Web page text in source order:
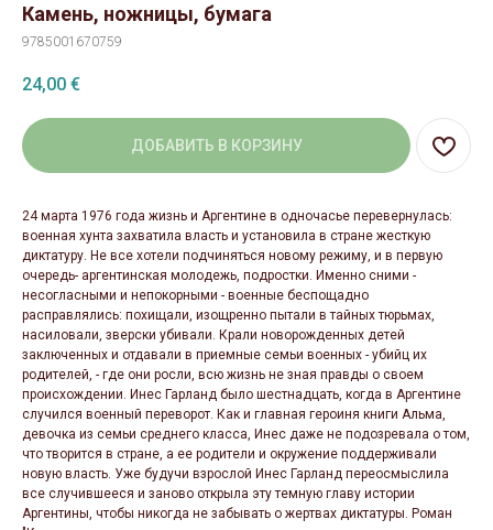
Камень, ножницы, бумага
9785001670759
24,00 €
ДОБАВИТЬ В КОРЗИНУ
24 марта 1976 года жизнь и Аргентине в одночасье перевернулась:
военная хунта захватила власть и установила в стране жесткую
диктатуру. Не все хотели подчиняться новому режиму, и в первую
очередь- аргентинская молодежь, подростки. Именно сними -
несогласными и непокорными - военные беспощадно
расправлялись: похищали, изощренно пытали в тайных тюрьмах,
насиловали, зверски убивали. Крали новорожденных детей
заключенных и отдавали в приемные семьи военных - убийц их
родителей, - где они росли, всю жизнь не зная правды о своем
происхождении. Инес Гарланд было шестнадцать, когда в Аргентине
случился военный переворот. Как и главная героиня книги Альма,
девочка из семьи среднего класса, Инес даже не подозревала о том,
что творится в стране, а ее родители и окружение поддерживали
новую власть. Уже будучи взрослой Инес Гарланд переосмыслила
все случившееся и заново открыла эту темную главу истории
Аргентины, чтобы никогда не забывать о жертвах диктатуры. Роман